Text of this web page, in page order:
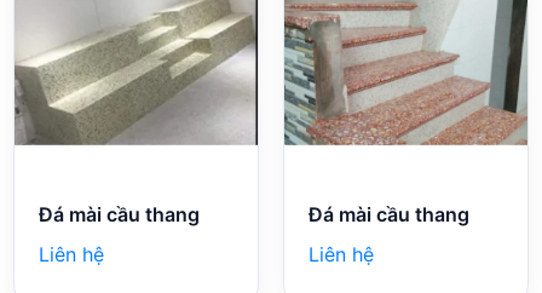
Đá mài cầu thang
Liên hệ
Đá mài cầu thang
Liên hệ